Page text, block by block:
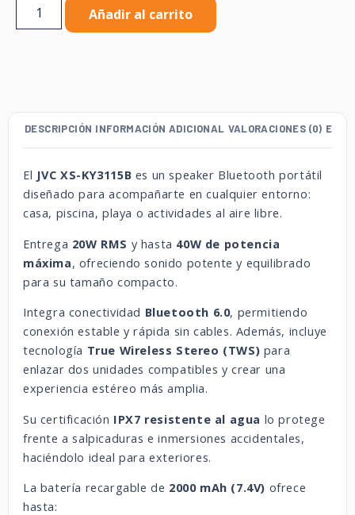
Añadir al carrito
DESCRIPCIÓN INFORMACIÓN ADICIONAL VALORACIONES (0)
El JVC XS-KY3115B es un speaker Bluetooth portátil
diseñado para acompañarte en cualquier entorno:
casa, piscina, playa o actividades al aire libre.
Entrega 20W RMS y hasta 40W de potencia
máxima, ofreciendo sonido potente y equilibrado
para su tamaño compacto.
Integra conectividad Bluetooth 6.0, permitiendo
conexión estable y rápida sin cables. Además, incluye
tecnología True Wireless Stereo (TWS) para
enlazar dos unidades compatibles y crear una
experiencia estéreo más amplia.
Su certificación IPX7 resistente al agua lo protege
frente a salpicaduras e inmersiones accidentales,
haciéndolo ideal para exteriores.
La batería recargable de 2000 mAh (7.4V) ofrece
hasta: